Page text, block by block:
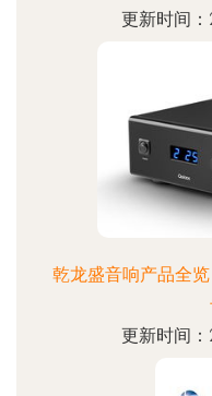
更新时间
乾龙盛音响产品全
更新时间